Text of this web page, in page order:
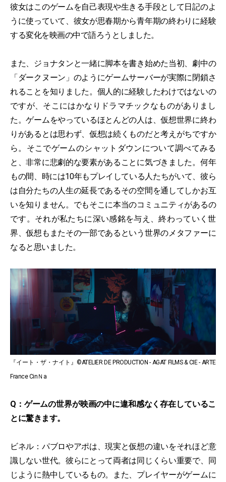
彼女はこのゲームを自己表現や生きる手段として日記のよ
うに使っていて、彼女が思春期から青年期の終わりに経験
する変化を映画の中で語ろうとしました。
また、ジョナタンと一緒に脚本を書き始めた当初、劇中の
「ダークヌーン」のようにゲームサーバーが実際に閉鎖さ
れることを知りました。個人的に経験したわけではないの
ですが、そこにはかなりドラマチックなものがありまし
た。ゲームをやっているほとんどの人は、仮想世界に終わ
りがあるとは思わず、仮想は続くものだと考えがちですか
ら。そこでゲームのシャットダウンについて調べてみる
と、非常に悲劇的な要素があることに気づきました。何年
もの間、時には10年もプレイしている人たちがいて、彼ら
は自分たちの人生の延長であるその空間を通してしかお互
いを知りません。でもそこに本当のコミュニティがあるの
です。それが私たちに深い感銘を与え、終わっていく世
界、仮想もまたその一部であるという世界のメタファーに
なると思いました。
『イート・ザ・ナイト』©ATELIER DE PRODUCTION - AGAT FILMS & CIE - ARTE
France CinＮa
Q：ゲームの世界が映画の中に違和感なく存在しているこ
とに驚きます。
ビネル：パブロやアポは、現実と仮想の違いをそれほど意
識しない世代。彼らにとって両者は同じくらい重要で、同
じように熱中しているもの。また、プレイヤーがゲームに